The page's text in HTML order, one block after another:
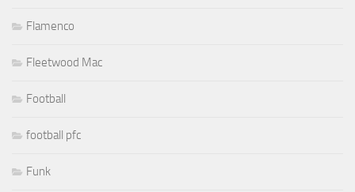
Flamenco
Fleetwood Mac
Football
football pfc
Funk